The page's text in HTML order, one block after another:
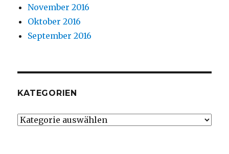
November 2016
Oktober 2016
September 2016
KATEGORIEN
Kategorien